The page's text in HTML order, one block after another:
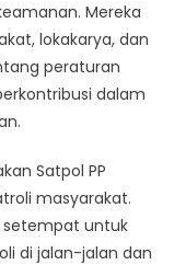
Mereka
lokakarya, dan
peraturan
dalam
Satpol PP
masyarakat.
setempat untuk
di jalan-jalan dan